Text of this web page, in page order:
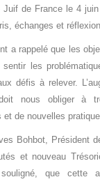
Juif de France le 4
échanges et
a rappelé que les
les
défis à relever.
nous obliger à
et de nouvelles
Bohbot, Président
et nouveau
que cette